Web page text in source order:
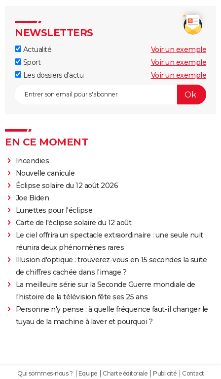
NEWSLETTERS
Actualité
Voir un exemple
Sport
Voir un exemple
Les dossiers d'actu
Voir un exemple
EN CE MOMENT
Incendies
Nouvelle canicule
Éclipse solaire du 12 août 2026
Joe Biden
Lunettes pour l'éclipse
Carte de l'éclipse solaire du 12 août
Le ciel offrira un spectacle extraordinaire : une seule nuit
réunira deux phénomènes rares
Illusion d'optique : trouverez-vous en 15 secondes la suite
de chiffres cachée dans l'image ?
La meilleure série sur la Seconde Guerre mondiale de
l'histoire de la télévision fête ses 25 ans
Personne n'y pense : à quelle fréquence faut-il changer le
tuyau de la machine à laver et pourquoi ?
Qui sommes-nous ? Equipe Charte éditoriale Publicité Contact